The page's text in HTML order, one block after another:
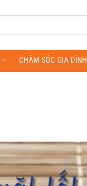
CHĂM SÓC GIA ĐÌNH